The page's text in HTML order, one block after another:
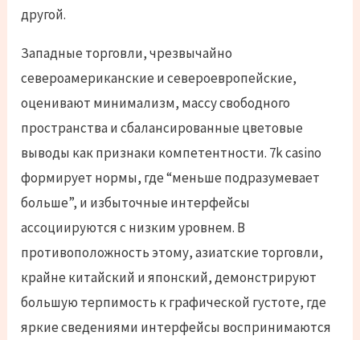
другой.
Западные торговли, чрезвычайно
североамериканские и североевропейские,
оценивают минимализм, массу свободного
пространства и сбалансированные цветовые
выводы как признаки компетентности. 7k casino
формирует нормы, где “меньше подразумевает
больше”, и избыточные интерфейсы
ассоциируются с низким уровнем. В
противоположность этому, азиатские торговли,
крайне китайский и японский, демонстрируют
большую терпимость к графической густоте, где
яркие сведениями интерфейсы воспринимаются